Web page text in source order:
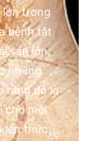
lớn trong
bệnh tật
sản lớn,
những
rằng đó là
cho mọi
thức